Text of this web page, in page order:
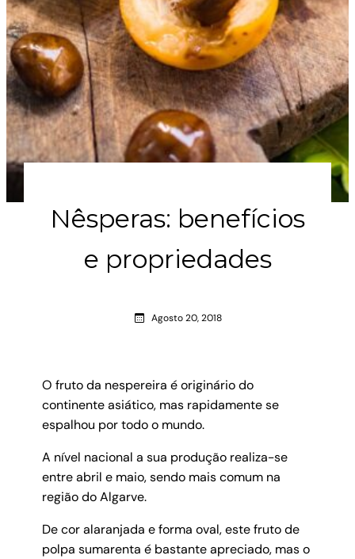
Nêsperas: benefícios
e propriedades
Agosto 20, 2018
O fruto da nespereira é originário do
continente asiático, mas rapidamente se
espalhou por todo o mundo.
A nível nacional a sua produção realiza-se
entre abril e maio, sendo mais comum na
região do Algarve.
De cor alaranjada e forma oval, este fruto de
polpa sumarenta é bastante apreciado, mas o